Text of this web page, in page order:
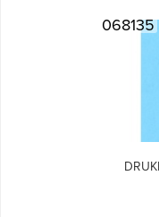
068135